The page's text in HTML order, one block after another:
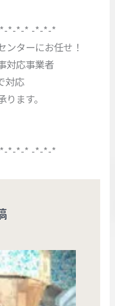
*-*-* -*-*-*
ターにお任せ！
対応事業者
対応
ます。
*-*-* -*-*-*